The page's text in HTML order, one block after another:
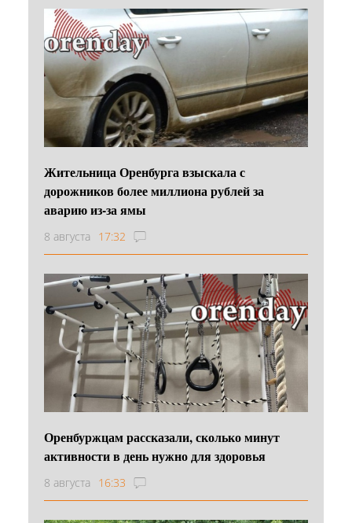
Жительница Оренбурга взыскала с
дорожников более миллиона рублей за
аварию из-за ямы
8 августа 17:32
Оренбуржцам рассказали, сколько минут
активности в день нужно для здоровья
8 августа 16:33